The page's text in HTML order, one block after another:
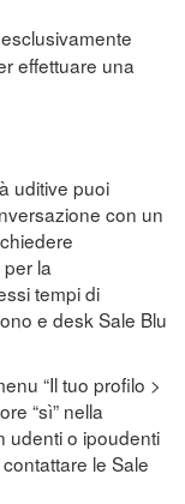
effettuare una
uditive puoi
con un
la
tempi di
e desk Sale Blu
“Il tuo profilo >
“sì” nella
udenti o ipoudenti
le Sale